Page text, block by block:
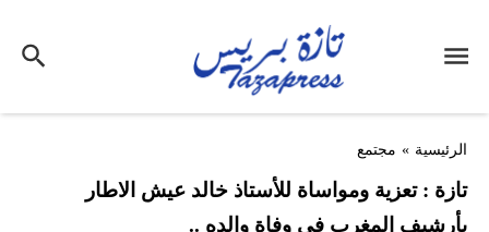
الرئيسية » مجتمع
تازة : تعزية ومواساة للأستاذ خالد عيش الاطار
بأرشيف المغرب في وفاة والده ..